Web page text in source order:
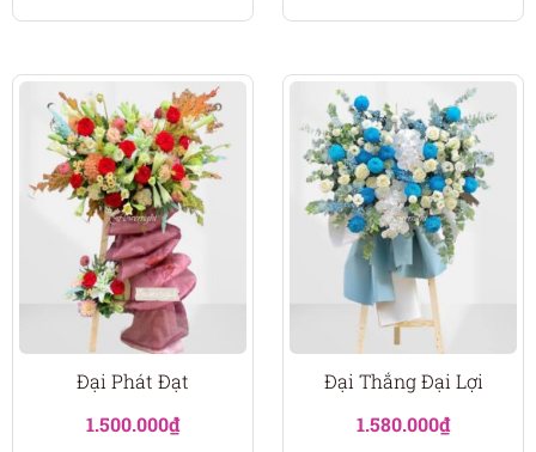
Đại Phát Đạt
1.500.000₫
Đại Thắng Đại Lợi
1.580.000₫